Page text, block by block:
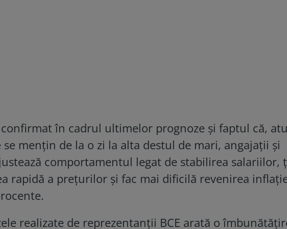
în cadrul ultimelor prognoze și faptul că,
mențin de la o zi la alta destul de mari, angajații și
comportamentul legat de stabilirea salariilor,
rapidă a prețurilor și fac mai dificilă revenirea
realizate de reprezentanții BCE arată o